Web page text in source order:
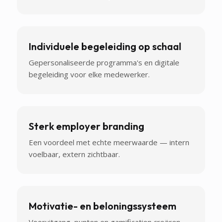
Individuele begeleiding op schaal
Gepersonaliseerde programma's en digitale
begeleiding voor elke medewerker.
Sterk employer branding
Een voordeel met echte meerwaarde — intern
voelbaar, extern zichtbaar.
Motivatie- en beloningssysteem